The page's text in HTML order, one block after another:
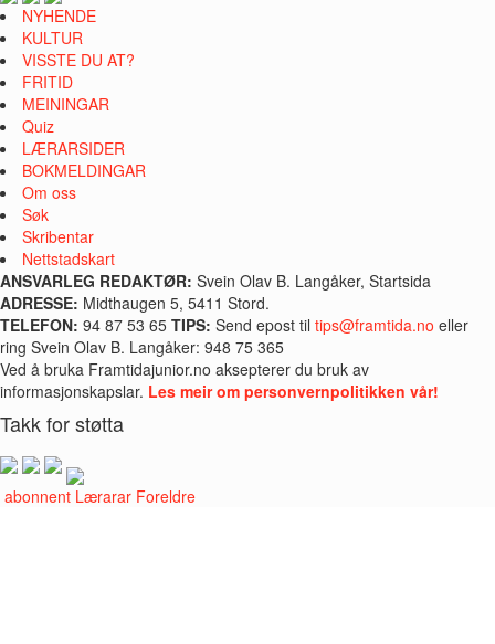
NYHENDE
KULTUR
VISSTE DU AT?
FRITID
MEININGAR
Quiz
LÆRARSIDER
BOKMELDINGAR
Om oss
Søk
Skribentar
Nettstadskart
ANSVARLEG REDAKTØR: Svein Olav B. Langåker, Startsida
ADRESSE: Midthaugen 5, 5411 Stord.
TELEFON: 94 87 53 65 TIPS: Send epost til tips@framtida.no eller
ring Svein Olav B. Langåker: 948 75 365
Ved å bruka Framtidajunior.no aksepterer du bruk av
informasjonskapslar. Les meir om personvernpolitikken vår!
Takk for støtta
abonnent Lærarar Foreldre